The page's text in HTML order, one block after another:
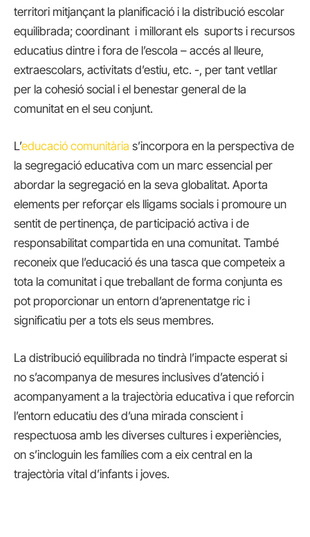
territori mitjançant la planificació i la distribució escolar
equilibrada; coordinant i millorant els suports i recursos
educatius dintre i fora de l’escola – accés al lleure,
extraescolars, activitats d’estiu, etc. -, per tant vetllar
per la cohesió social i el benestar general de la
comunitat en el seu conjunt.
L’educació comunitària s’incorpora en la perspectiva de
la segregació educativa com un marc essencial per
abordar la segregació en la seva globalitat. Aporta
elements per reforçar els lligams socials i promoure un
sentit de pertinença, de participació activa i de
responsabilitat compartida en una comunitat. També
reconeix que l’educació és una tasca que competeix a
tota la comunitat i que treballant de forma conjunta es
pot proporcionar un entorn d’aprenentatge ric i
significatiu per a tots els seus membres.
La distribució equilibrada no tindrà l’impacte esperat si
no s’acompanya de mesures inclusives d’atenció i
acompanyament a la trajectòria educativa i que reforcin
l’entorn educatiu des d’una mirada conscient i
respectuosa amb les diverses cultures i experiències,
on s’incloguin les famílies com a eix central en la
trajectòria vital d’infants i joves.